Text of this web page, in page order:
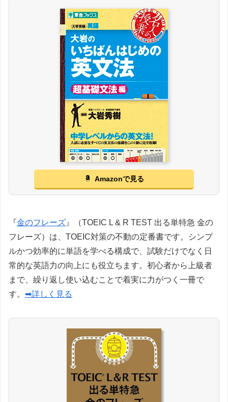
Amazonで見る
『金のフレーズ』（TOEIC L & R TEST 出る単特急 金の
フレーズ）は、TOEIC対策の不動の定番書です。シンプ
ルかつ効率的に単語を学べる構成で、試験だけでなく日
常的な英語力の向上にも役立ちます。初心者から上級者
まで、繰り返し使い込むことで着実に力がつく一冊で
す。 ➡詳しく見る